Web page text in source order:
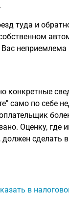
туда и
само по себе
Оценку,
сделать
в